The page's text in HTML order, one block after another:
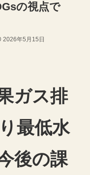
の視点で
2026年5月15日
ガス排
最低水
後の課